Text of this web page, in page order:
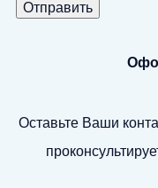
Оставьте Ваши